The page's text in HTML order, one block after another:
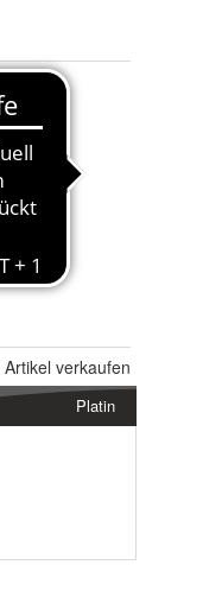
Artikel verkaufen
Platin